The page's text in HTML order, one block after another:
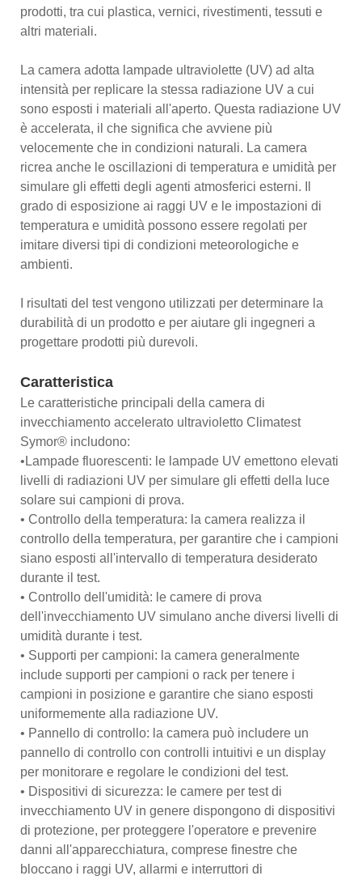
prodotti, tra cui plastica, vernici, rivestimenti, tessuti e
altri materiali.
La camera adotta lampade ultraviolette (UV) ad alta
intensità per replicare la stessa radiazione UV a cui
sono esposti i materiali all'aperto. Questa radiazione UV
è accelerata, il che significa che avviene più
velocemente che in condizioni naturali. La camera
ricrea anche le oscillazioni di temperatura e umidità per
simulare gli effetti degli agenti atmosferici esterni. Il
grado di esposizione ai raggi UV e le impostazioni di
temperatura e umidità possono essere regolati per
imitare diversi tipi di condizioni meteorologiche e
ambienti.
I risultati del test vengono utilizzati per determinare la
durabilità di un prodotto e per aiutare gli ingegneri a
progettare prodotti più durevoli.
Caratteristica
Le caratteristiche principali della camera di
invecchiamento accelerato ultravioletto Climatest
Symor® includono:
•Lampade fluorescenti: le lampade UV emettono elevati
livelli di radiazioni UV per simulare gli effetti della luce
solare sui campioni di prova.
• Controllo della temperatura: la camera realizza il
controllo della temperatura, per garantire che i campioni
siano esposti all'intervallo di temperatura desiderato
durante il test.
• Controllo dell'umidità: le camere di prova
dell'invecchiamento UV simulano anche diversi livelli di
umidità durante i test.
• Supporti per campioni: la camera generalmente
include supporti per campioni o rack per tenere i
campioni in posizione e garantire che siano esposti
uniformemente alla radiazione UV.
• Pannello di controllo: la camera può includere un
pannello di controllo con controlli intuitivi e un display
per monitorare e regolare le condizioni del test.
• Dispositivi di sicurezza: le camere per test di
invecchiamento UV in genere dispongono di dispositivi
di protezione, per proteggere l'operatore e prevenire
danni all'apparecchiatura, comprese finestre che
bloccano i raggi UV, allarmi e interruttori di